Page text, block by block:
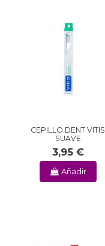
CEPILLO DENT VITIS
SUAVE
3,95 €
Añadir